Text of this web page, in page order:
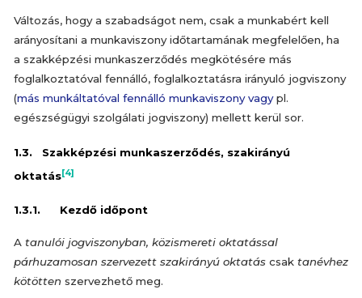
Változás, hogy a szabadságot nem, csak a munkabért kell
arányosítani a munkaviszony időtartamának megfelelően, ha
a szakképzési munkaszerződés megkötésére más
foglalkoztatóval fennálló, foglalkoztatásra irányuló jogviszony
(más munkáltatóval fennálló munkaviszony vagypl.
egészségügyi szolgálati jogviszony) mellett kerül sor.
1.3. Szakképzési munkaszerződés, szakirányú
oktatás[4]
1.3.1. Kezdő időpont
A tanulói jogviszonyban, közismereti oktatással
párhuzamosan szervezett szakirányú oktatás csak tanévhez
kötötten szervezhető meg.